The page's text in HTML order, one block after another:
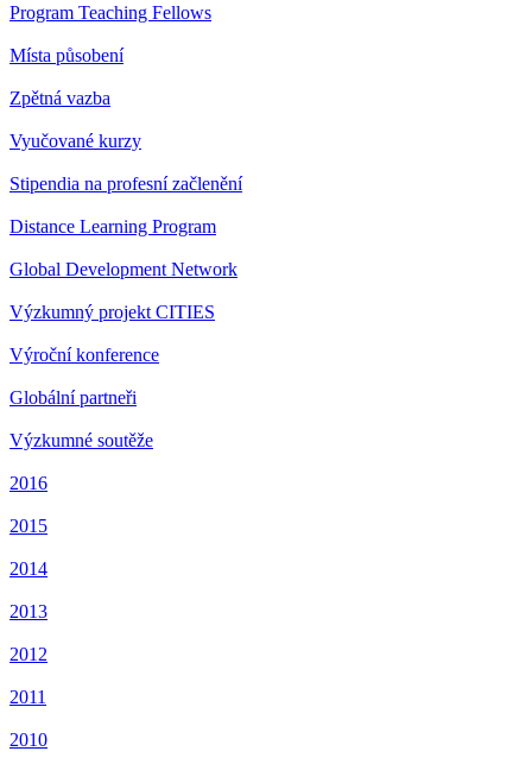
Program Teaching Fellows
Místa působení
Zpětná vazba
Vyučované kurzy
Stipendia na profesní začlenění
Distance Learning Program
Global Development Network
Výzkumný projekt CITIES
Výroční konference
Globální partneři
Výzkumné soutěže
2016
2015
2014
2013
2012
2011
2010